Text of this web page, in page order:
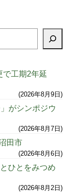
で工期2年延
2026年8月9日
がシンポジウ
2026年8月7日
田市
2026年8月6日
ひとをみつめ
2026年8月2日